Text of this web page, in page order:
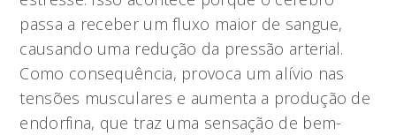
passa a receber um fluxo maior de sangue,
causando uma redução da pressão arterial.
Como consequência, provoca um alívio nas
tensões musculares e aumenta a produção de
endorfina, que traz uma sensação de bem-